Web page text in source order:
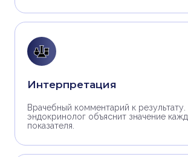
Интерпретация
Врачебный комментарий к
эндокринолог объяснит значение
показателя.